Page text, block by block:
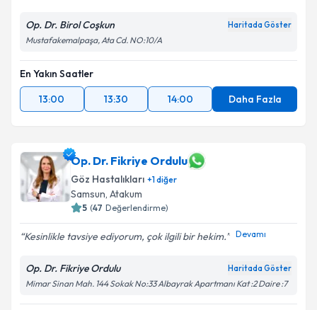
Op. Dr. Birol Coşkun Haritada Göster
Mustafakemalpaşa, Ata Cd. NO:10/A
En Yakın Saatler
13:00
13:30 14:00 Daha Fazla
Op. Dr. Fikriye Ordulu
Göz Hastalıkları +1diğer
Samsun, Atakum
5 (47 Değerlendirme)
Kesinlikle tavsiye ediyorum, çok ilgili bir hekim. Devamı
Op. Dr. Fikriye Ordulu Haritada Göster
Mimar Sinan Mah. 144 Sokak No:33 Albayrak Apartmanı Kat :2 Daire :7